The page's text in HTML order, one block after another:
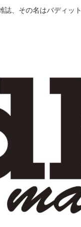
誌、その名はバディット